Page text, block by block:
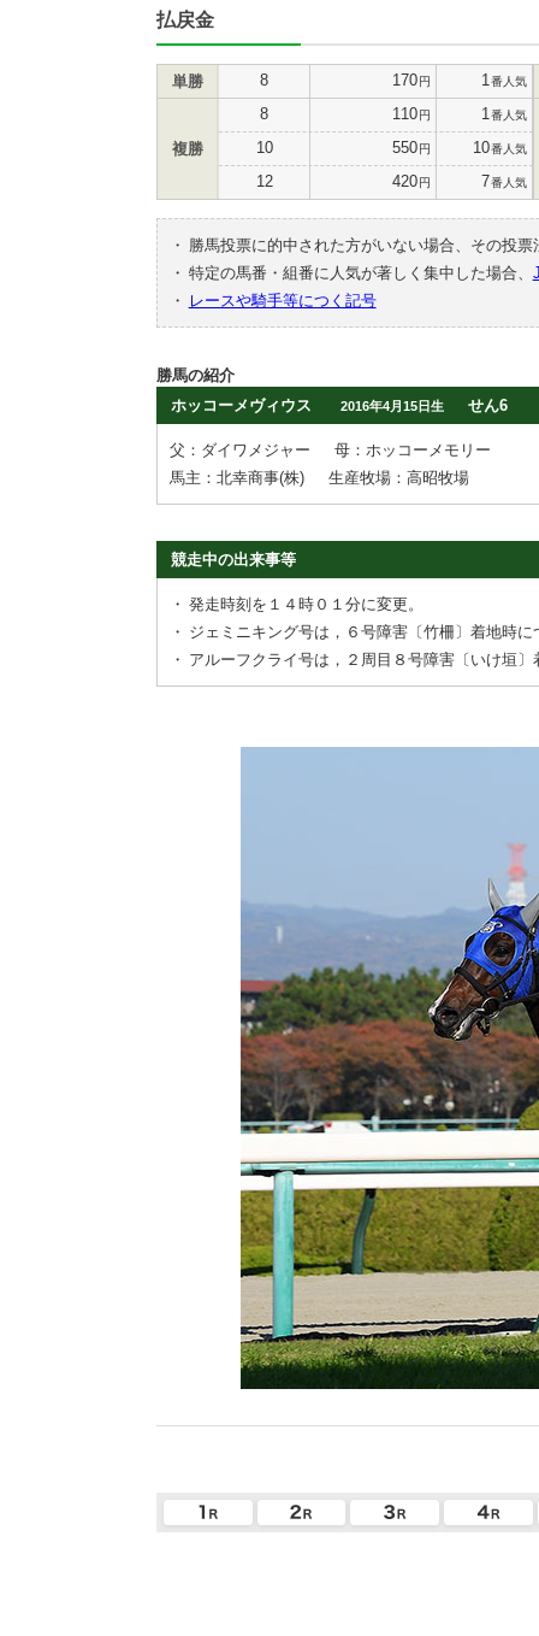
払戻金
単勝 8 170円 1 番人気
複勝
8 110円 1 番人気
10 550円 10番人気
12 420円 7番人気
・
勝馬投票に的中された方がいない場合、その投
・ 特定の馬番・組番に人気が著しく集中した場合、
・
レースや騎手等につく記号
勝馬の紹介
ホッコーメヴィウス
2016年4月15日生 せん6
父：ダイワメジャー
母：ホッコーメモリー
馬主：北幸商事(株)
生産牧場：高昭牧場
競走中の出来事等
・ 発走時刻を１４時０１分に変更。
・ ジェミニキング号は，６号障害〔竹柵〕着地時
・ アルーフクライ号は，２周目８号障害〔いけ垣